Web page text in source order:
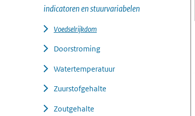
indicatoren en stuurvariabelen
Voedselrijkdom
Doorstroming
Watertemperatuur
Zuurstofgehalte
Zoutgehalte